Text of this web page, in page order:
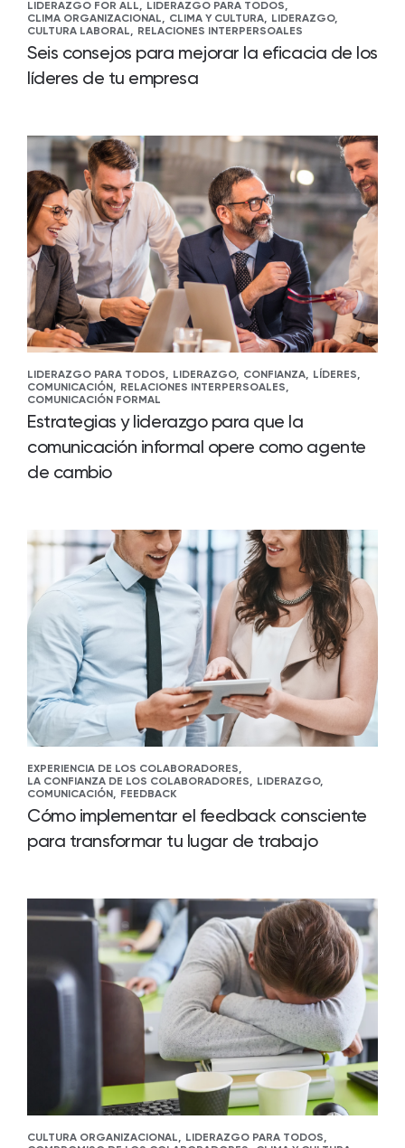
LIDERAZGO FOR ALL, LIDERAZGO PARA TODOS,
CLIMA ORGANIZACIONAL, CLIMA Y CULTURA, LIDERAZGO,
CULTURA LABORAL, RELACIONES INTERPERSOALES
Seis consejos para mejorar la eficacia de los
líderes de tu empresa
LIDERAZGO PARA TODOS, LIDERAZGO, CONFIANZA, LÍDERES,
COMUNICACIÓN, RELACIONES INTERPERSOALES,
COMUNICACIÓN FORMAL
Estrategias y liderazgo para que la
comunicación informal opere como agente
de cambio
EXPERIENCIA DE LOS COLABORADORES,
LA CONFIANZA DE LOS COLABORADORES, LIDERAZGO,
COMUNICACIÓN, FEEDBACK
Cómo implementar el feedback consciente
para transformar tu lugar de trabajo
CULTURA ORGANIZACIONAL, LIDERAZGO PARA TODOS,